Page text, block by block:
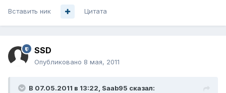
Вставить ник Цитата
SSD
Опубликовано 8 мая, 2011
В 07.05.2011 в 13:22, Saab95 сказал: